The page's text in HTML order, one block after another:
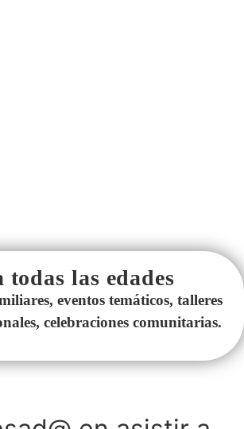
todas las edades
eventos temáticos, talleres
celebraciones comunitarias.